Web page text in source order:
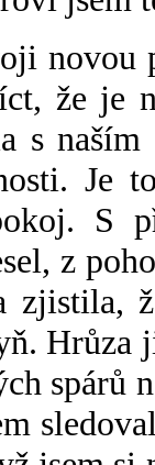
že je
s
Je
S
z
Hrůza
spárů